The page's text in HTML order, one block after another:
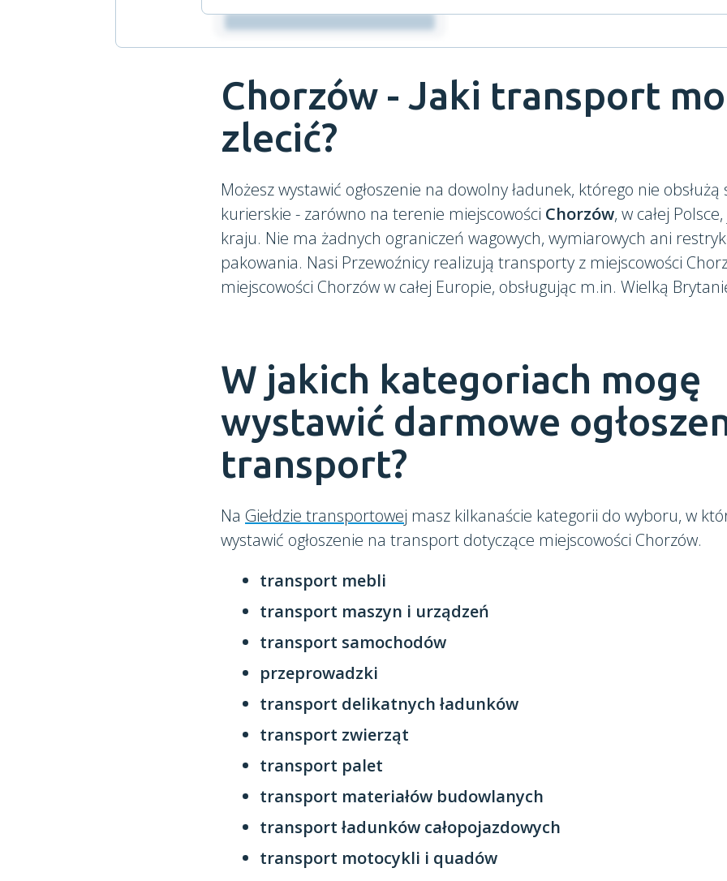
Chorzów - Jaki transport
zlecić?
Możesz wystawić ogłoszenie na dowolny ładunek, którego nie
kurierskie - zarówno na terenie miejscowości Chorzów, w całej
kraju. Nie ma żadnych ograniczeń wagowych, wymiarowych ani
pakowania. Nasi Przewoźnicy realizują transporty z miejscowości
miejscowości Chorzów w całej Europie, obsługując m.in. Wielką
W jakich kategoriach mogę
wystawić darmowe
transport?
Na Giełdzie transportowej masz kilkanaście kategorii do wyboru, w
wystawić ogłoszenie na transport dotyczące miejscowości Chorzów.
transport mebli
transport maszyn i urządzeń
transport samochodów
przeprowadzki
transport delikatnych ładunków
transport zwierząt
transport palet
transport materiałów budowlanych
transport ładunków całopojazdowych
transport motocykli i quadów